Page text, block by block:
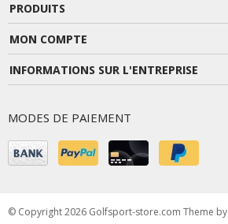
PRODUITS
MON COMPTE
INFORMATIONS SUR L'ENTREPRISE
MODES DE PAIEMENT
© Copyright 2026 Golfsport-store.com Theme by